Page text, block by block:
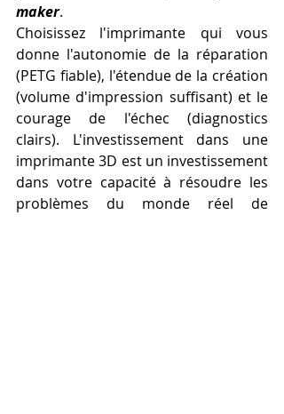
maker.
Choisissez l'imprimante qui vous
donne l'autonomie de la réparation
(PETG fiable), l'étendue de la création
(volume d'impression suffisant) et le
courage de l'échec (diagnostics
clairs). L'investissement dans une
imprimante 3D est un investissement
dans votre capacité à résoudre les
problèmes du monde réel de